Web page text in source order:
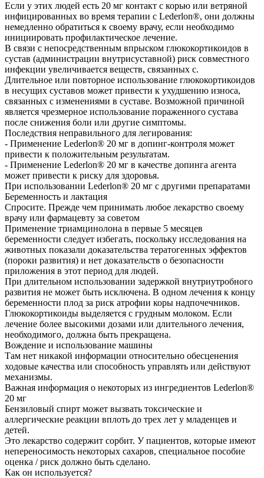
Если у этих людей есть 20 мг контакт с корью или ветряной
инфицированных во время терапии с Lederlon®, они должны
немедленно обратиться к своему врачу, если необходимо
инициировать профилактическое лечение.
В связи с непосредственным впрыском глюкокортикоидов в
сустав (администрации внутрисуставной) риск совместного
инфекции увеличивается веществ, связанных с.
Длительное или повторное использование глюкокортикоидов
в несущих суставов может привести к ухудшению износа,
связанных с изменениями в суставе. Возможной причиной
является чрезмерное использование пораженного сустава
после снижения боли или другие симптомы.
Последствия неправильного для легирования:
- Применение Lederlon® 20 мг в допинг-контроля может
привести к положительным результатам.
- Применение Lederlon® 20 мг в качестве допинга агента
может привести к риску для здоровья.
При использовании Lederlon® 20 мг с другими препаратами
Беременность и лактация
Спросите. Прежде чем принимать любое лекарство своему
врачу или фармацевту за советом
Применение триамцинолона в первые 5 месяцев
беременности следует избегать, поскольку исследования на
животных показали доказательства тератогенных эффектов
(пороки развития) и нет доказательств о безопасности
приложения в этот период для людей.
При длительном использовании задержкой внутриутробного
развития не может быть исключена. В одном лечения к концу
беременности плод за риск атрофии коры надпочечников.
Глюкокортикоиды выделяется с грудным молоком. Если
лечение более высокими дозами или длительного лечения,
необходимого, должна быть прекращена.
Вождение и использование машины
Там нет никакой информации относительно обесценения
ходовые качества или способность управлять или действуют
механизмы.
Важная информация о некоторых из ингредиентов Lederlon®
20 мг
Бензиловый спирт может вызвать токсические и
аллергические реакции вплоть до трех лет у младенцев и
детей.
Это лекарство содержит сорбит. У пациентов, которые имеют
непереносимость некоторых сахаров, специальное пособие
оценка / риск должно быть сделано.
Как он используется?